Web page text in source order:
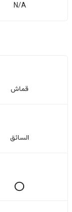
N/A
قماش
السائق